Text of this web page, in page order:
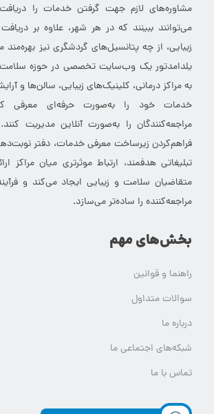
مشاوره‌های لازم جهت گرفتن خدمات را
می‌توانند ببینند که در هر شهر، علاوه بر
زیبایی، از چه پتانسیل‌های گردشگری نیز
یلدامدتور یک وب‌سایت تخصصی در حوزه
به مراکز درمانی، کلینیک‌های زیبایی، سالن‌ها و
خدمات خود را به‌صورت حرفه‌ای معرفی
مراجعه‌کنندگان را به‌صورت آنلاین مدیریت
فراهم‌کردن زیرساخت معرفی خدمات، دفتر نوبت‌دهی
تبلیغاتی هدفمند، ارتباط موثرتری میان مراکز
متقاضیان سلامت و زیبایی ایجاد می‌کند و
مراجعه‌کننده را ساده‌تر می‌سازد.
بخش‌های مهم
راهنما و قوانین
سوالات متداول
درباره ما
شبکه‌های اجتماعی ما
تماس با ما